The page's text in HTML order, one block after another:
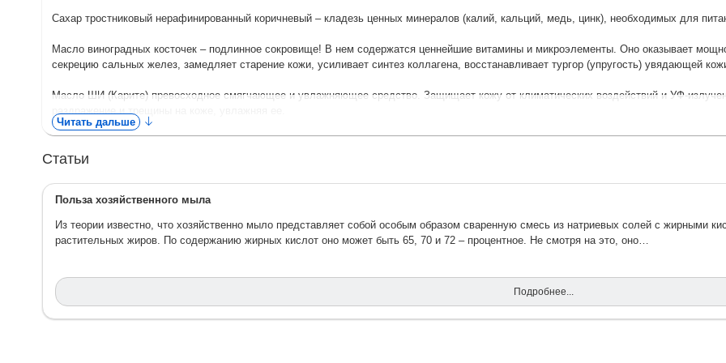
Сахар тростниковый нерафинированный коричневый – кладезь ценных минералов (калий, кальций, медь, цинк), необходимых для
Масло виноградных косточек – подлинное сокровище! В нем содержатся ценнейшие витамины и микроэлементы. Оно оказывает
секрецию сальных желез, замедляет старение кожи, усиливает синтез коллагена, восстанавливает тургор (упругость) увядающей
Масло ШИ (Карите) превосходное смягчающее и увлажняющее средство. Защищает кожу от климатических воздействий и УФ-
раздражение и трещины на коже, увлажняя ее.
предупреждает образование стрий (растяжек), борется с целлюлитом. Действует расслабляюще и антидепрессивно, создает веселое
Кофе – мощное средство в борьбе с преждевременным старением кожи лица и тела. Укрепляет сосуды. Активизирует клеточный
ногам легкость. Сочетание аромата кофе и эфирных масел расслабляет, снимает усталость, окутывая Вас приятным ароматом!
Корица согревает, тонизирует и омолаживает кожу, улучшает цвет лица. Является профилактическим средством против грибковых
Способ применения:
скраб обильно нанести на влажную кожу, провести активный массаж тела до полного растворения сахара.
Читать дальше
Статьи
Польза хозяйственного мыла
Из теории известно, что хозяйственно мыло представляет собой особым образом сваренную смесь из натриевых солей с жирными
растительных жиров. По содержанию жирных кислот оно может быть 65, 70 и 72 – процентное. Не смотря на это, оно…
Подробнее...